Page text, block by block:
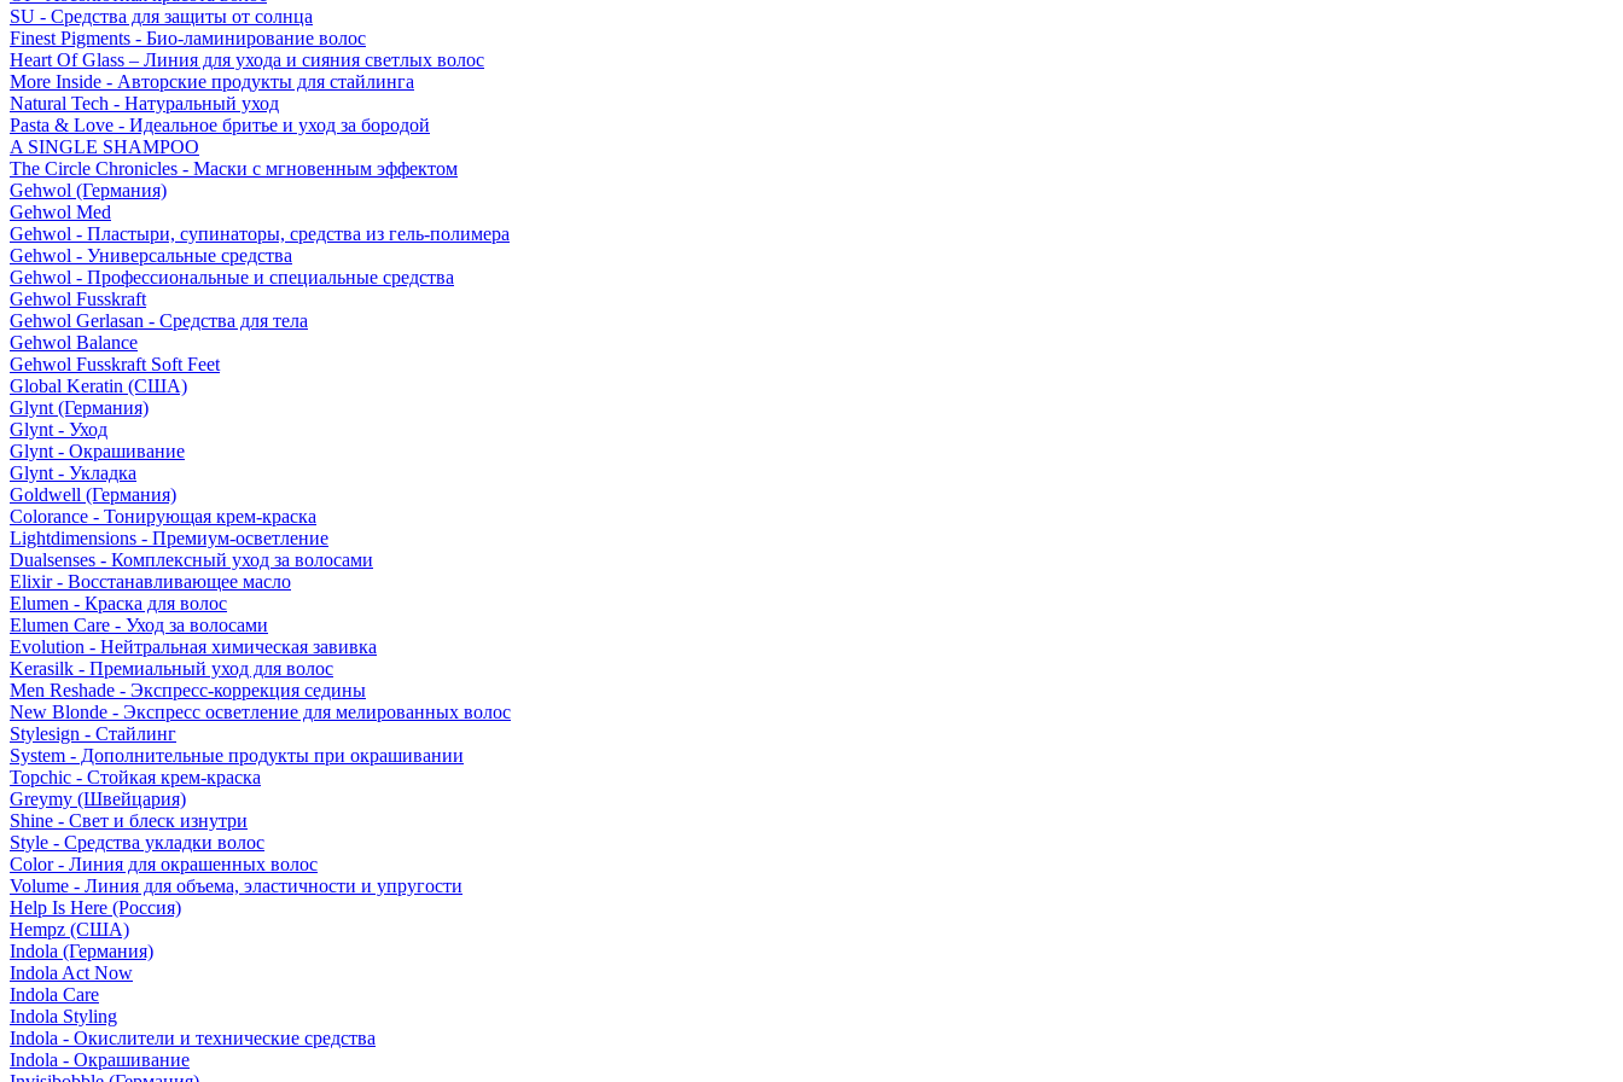
SU - Средства для защиты от солнца
Finest Pigments - Био-ламинирование волос
Heart Of Glass – Линия для ухода и сияния светлых волос
More Inside - Авторские продукты для стайлинга
Natural Tech - Натуральный уход
Pasta & Love - Идеальное бритье и уход за бородой
A SINGLE SHAMPOO
The Circle Chronicles - Маски с мгновенным эффектом
Gehwol (Германия)
Gehwol Med
Gehwol - Пластыри, супинаторы, средства из гель-полимера
Gehwol - Универсальные средства
Gehwol - Профессиональные и специальные средства
Gehwol Fusskraft
Gehwol Gerlasan - Средства для тела
Gehwol Balance
Gehwol Fusskraft Soft Feet
Global Keratin (США)
Glynt (Германия)
Glynt - Уход
Glynt - Окрашивание
Glynt - Укладка
Goldwell (Германия)
Colorance - Тонирующая крем-краска
Lightdimensions - Премиум-осветление
Dualsenses - Комплексный уход за волосами
Elixir - Восстанавливающее масло
Elumen - Краска для волос
Elumen Care - Уход за волосами
Evolution - Нейтральная химическая завивка
Kerasilk - Премиальный уход для волос
Men Reshade - Экспресс-коррекция седины
New Blonde - Экспресс осветление для мелированных волос
Stylesign - Стайлинг
System - Дополнительные продукты при окрашивании
Topchic - Стойкая крем-краска
Greymy (Швейцария)
Shine - Свет и блеск изнутри
Style - Средства укладки волос
Color - Линия для окрашенных волос
Volume - Линия для объема, эластичности и упругости
Help Is Here (Россия)
Hempz (США)
Indola (Германия)
Indola Act Now
Indola Care
Indola Styling
Indola - Окислители и технические средства
Indola - Окрашивание